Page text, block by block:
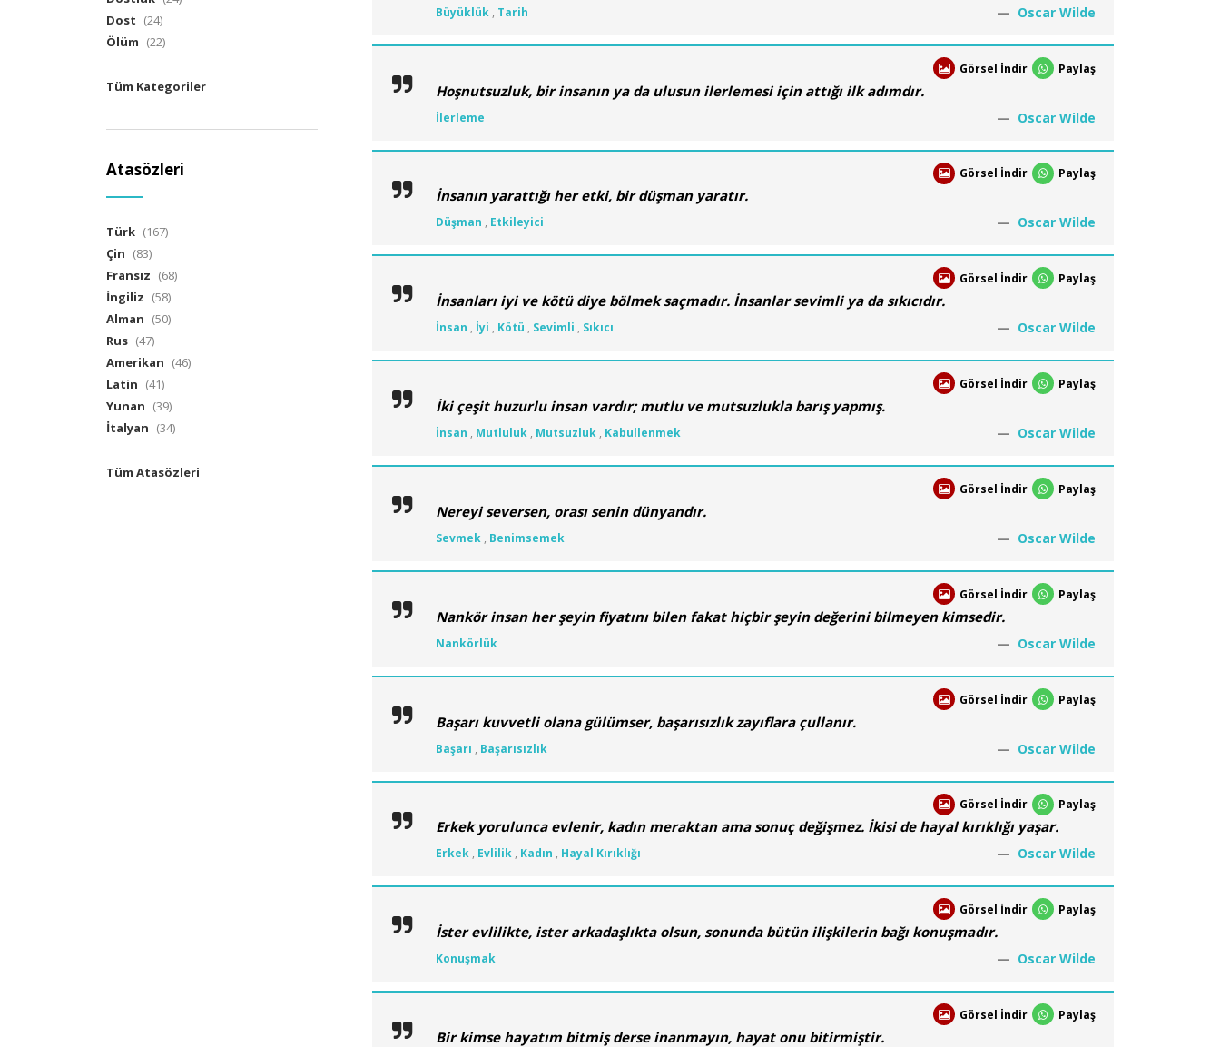
Oscar Wilde
Büyüklük, Tarih
Görsel İndir Paylaş
Hoşnutsuzluk, bir insanın ya da ulusun ilerlemesi için attığı ilk adımdır.
Oscar Wilde
İlerleme
Görsel İndir Paylaş
İnsanın yarattığı her etki, bir düşman yaratır.
Oscar Wilde
Düşman , Etkileyici
Görsel İndir Paylaş
İnsanları iyi ve kötü diye bölmek saçmadır. İnsanlar sevimli ya da sıkıcıdır.
Oscar Wilde
İnsan , İyi , Kötü , Sevimli , Sıkıcı
Görsel İndir Paylaş
İki çeşit huzurlu insan vardır; mutlu ve mutsuzlukla barış yapmış.
Oscar Wilde
İnsan , Mutluluk, Mutsuzluk, Kabullenmek
Görsel İndir Paylaş
Nereyi seversen, orası senin dünyandır.
Oscar Wilde
Sevmek, Benimsemek
Görsel İndir Paylaş
Nankör insan her şeyin fiyatını bilen fakat hiçbir şeyin değerini bilmeyen kimsedir.
Oscar Wilde
Nankörlük
Görsel İndir Paylaş
Başarı kuvvetli olana gülümser, başarısızlık zayıflara çullanır.
Oscar Wilde
Başarı , Başarısızlık
Görsel İndir Paylaş
Erkek yorulunca evlenir, kadın meraktan ama sonuç değişmez. İkisi de hayal kırıklığı yaşar.
Oscar Wilde
Erkek, Evlilik, Kadın , Hayal Kırıklığı
Görsel İndir Paylaş
İster evlilikte, ister arkadaşlıkta olsun, sonunda bütün ilişkilerin bağı konuşmadır.
Oscar Wilde
Konuşmak
Görsel İndir Paylaş
Bir kimse hayatım bitmiş derse inanmayın, hayat onu bitirmiştir.
Dost (24)
Ölüm (22)
Tüm Kategoriler
Atasözleri
Türk (167)
Çin (83)
Fransız (68)
İngiliz (58)
Alman (50)
Rus (47)
Amerikan (46)
Latin (41)
Yunan (39)
İtalyan (34)
Tüm Atasözleri